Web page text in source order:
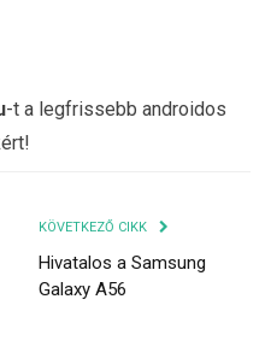
-t a legfrissebb androidos
KÖVETKEZŐ CIKK
Hivatalos a Samsung
Galaxy A56